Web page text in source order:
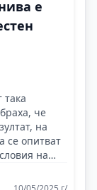
е
че
на
се опитват
на